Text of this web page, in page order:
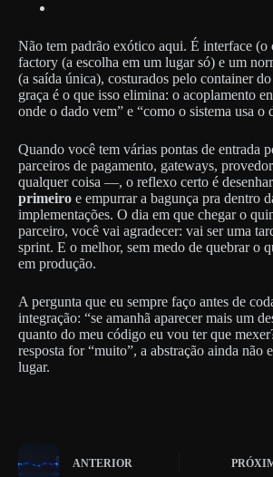
Não tem padrão exótico aqui. É interface (o
factory (a escolha em um lugar só) e um
(a saída única), costurados pelo container
graça é o que isso elimina: o acoplamento
onde o dado vem” e “como o sistema usa o
Quando você tem várias pontas de entrada
parceiros de pagamento, gateways,
qualquer coisa —, o reflexo certo é
primeiro e empurrar a bagunça pra dentro
implementações. O dia em que chegar o
parceiro, você vai agradecer: vai ser uma
sprint. E o melhor, sem medo de quebrar o
em produção.
A pergunta que eu sempre faço antes de
integração: “se amanhã aparecer mais um
quanto do meu código eu vou ter que
resposta for “muito”, a abstração ainda não
lugar.
ANTERIOR